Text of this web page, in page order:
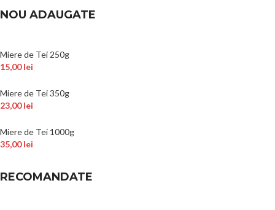
NOU ADAUGATE
Miere de Tei 250g
15,00lei
Miere de Tei 350g
23,00lei
Miere de Tei 1000g
35,00lei
RECOMANDATE